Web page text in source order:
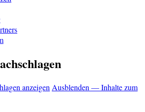
anzeigenAusblenden — Inhalte zum